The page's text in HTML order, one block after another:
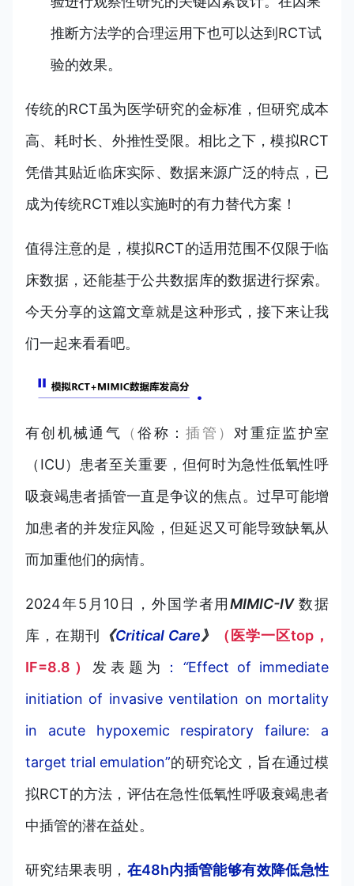
推断方法学的合理运用下也可以达到RCT试
验的效果。
传统的RCT虽为医学研究的金标准，但研究成本
高、耗时长、外推性受限。相比之下，模拟RCT
凭借其贴近临床实际、数据来源广泛的特点，已
成为传统RCT难以实施时的有力替代方案！
值得注意的是，模拟RCT的适用范围不仅限于临
床数据，还能基于公共数据库的数据进行探索。
今天分享的这篇文章就是这种形式，接下来让我
们一起来看看吧。
有创机械通气 （俗称：插管）对重症监护室
（ICU）患者至关重要，但何时为急性低氧性呼
吸衰竭患者插管一直是争议的焦点。过早可能增
加患者的并发症风险，但延迟又可能导致缺氧从
而加重他们的病情。
2024年5月10日，外国学者用MIMIC-IV数据
库，在期刊
《Critical Care》
（医学一区top，
IF=8.8） 发表题为 ： “Effect of immediate
initiation of invasive ventilation on mortality
in acute hypoxemic respiratory failure: a
target trial emulation”的研究论文，旨在通过模
拟RCT的方法，评估在急性低氧性呼吸衰竭患者
中插管的潜在益处。
研究结果表明， 在48h内插管能够有效降低急性